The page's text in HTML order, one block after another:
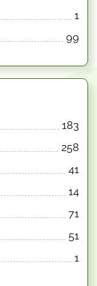
1
99
183
258
41
14
71
51
1